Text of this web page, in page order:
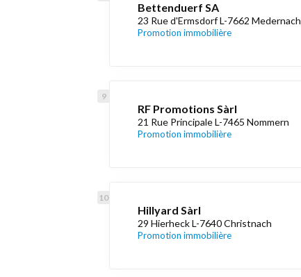
Bettenduerf SA
23 Rue d'Ermsdorf L-7662 Medernach
Promotion immobilière
RF Promotions Sàrl
21 Rue Principale L-7465 Nommern
Promotion immobilière
Hillyard Sàrl
29 Hierheck L-7640 Christnach
Promotion immobilière